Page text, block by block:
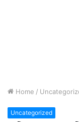
Home /
Uncategorized